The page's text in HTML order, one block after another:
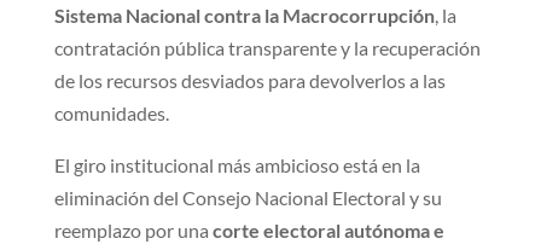
Sistema Nacional contra la Macrocorrupción, la
contratación pública transparente y la recuperación
de los recursos desviados para devolverlos a las
comunidades.
El giro institucional más ambicioso está en la
eliminación del Consejo Nacional Electoral y su
reemplazo por una corte electoral autónoma e